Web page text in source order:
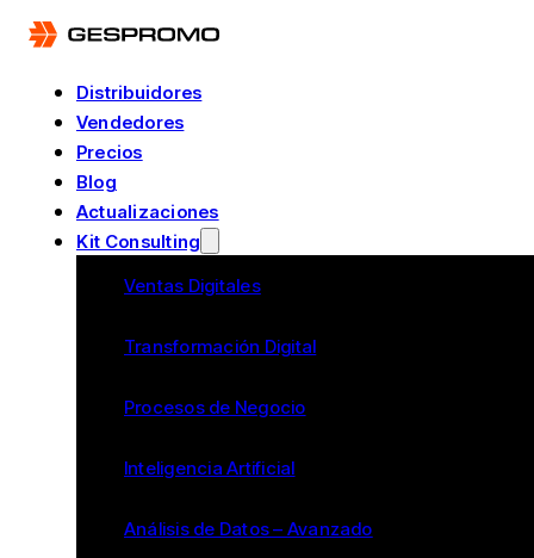
Distribuidores
Vendedores
Precios
Blog
Actualizaciones
Kit Consulting
Ventas Digitales
Transformación Digital
Procesos de Negocio
Inteligencia Artificial
Análisis de Datos – Avanzado